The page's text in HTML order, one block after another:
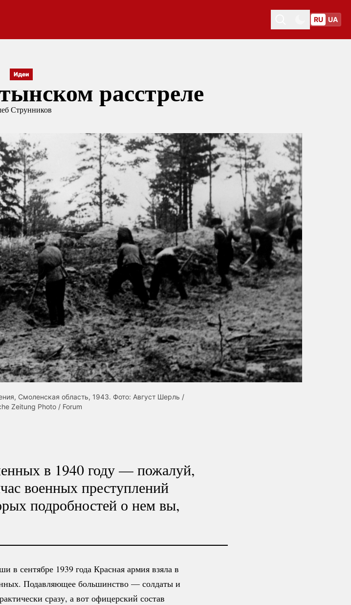
Toggle themeToggle theme
RU UA
Идеи
расстреле
Струнников
Смоленская область, 1943. Фото: Август Шерль /
Zeitung Photo / Forum
в 1940 году — пожалуй,
военных преступлений
подробностей о нем вы,
в сентябре 1939 года Красная армия взяла в
Подавляющее большинство — солдаты и
сразу, а вот офицерский состав